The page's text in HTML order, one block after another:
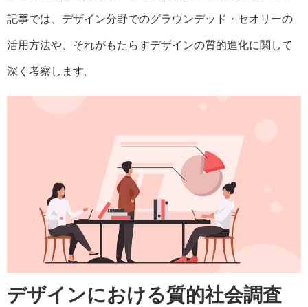
記事では、デザイン分野でのグラウンデッド・セオリーの
活用方法や、それがもたらすデザインの質的進化に関して
深く考察します。
デザインにおける質的社会調査